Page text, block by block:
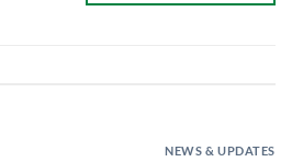
NEWS & UPDATES